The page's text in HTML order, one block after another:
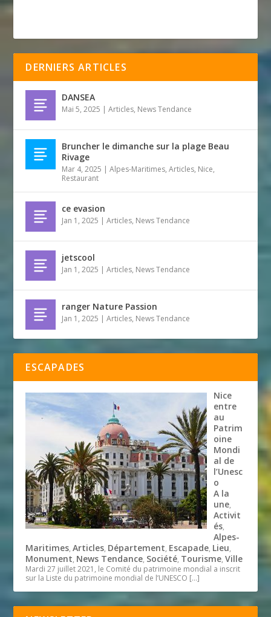
DERNIERS ARTICLES
DANSEA
Mai 5, 2025 |Articles, News Tendance
Bruncher le dimanche sur la plage Beau
Rivage
Mar 4, 2025 |Alpes-Maritimes,Articles, Nice,
Restaurant
ce evasion
Jan 1, 2025 |Articles, News Tendance
jetscool
Jan 1, 2025 |Articles, News Tendance
ranger Nature Passion
Jan 1, 2025 |Articles, News Tendance
ESCAPADES
Nice
entre
au
Patrim
oine
Mondi
al de
l’Unesc
o
A la
une,
Activit
és,
Alpes-
Maritimes,Articles, Département, Escapade, Lieu,
Monument, News Tendance, Société, Tourisme,Ville
Mardi 27 juillet 2021, le Comité du patrimoine mondial a inscrit
sur la Liste du patrimoine mondial de l’UNESCO […]